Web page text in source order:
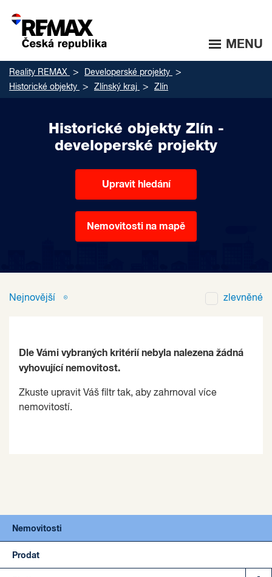
MENU
Reality REMAX
Developerské projekty
Historické objekty
Zlínský kraj Zlín
Historické objekty Zlín -
developerské projekty
Upravit hledání
Nemovitosti na mapě
Nejnovější zlevněné
Dle Vámi vybraných kritérií nebyla nalezena žádná
vyhovující nemovitost.
Zkuste upravit Váš filtr tak, aby zahrnoval více
nemovitostí.
Nemovitosti
Prodat